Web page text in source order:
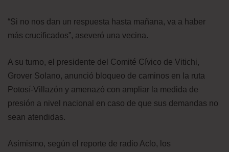
“Si no nos dan un respuesta hasta mañana, va a haber
más crucificados”, aseveró una vecina.
A su turno, el presidente del Comité Cívico de Vitichi,
Grover Solano, anunció bloqueo de caminos en la ruta
Potosí-Villazón y amenazó con ampliar la medida de
presión a nivel nacional en caso de que sus demandas no
sean atendidas.
Asimismo, según el reporte de radio Aclo, los